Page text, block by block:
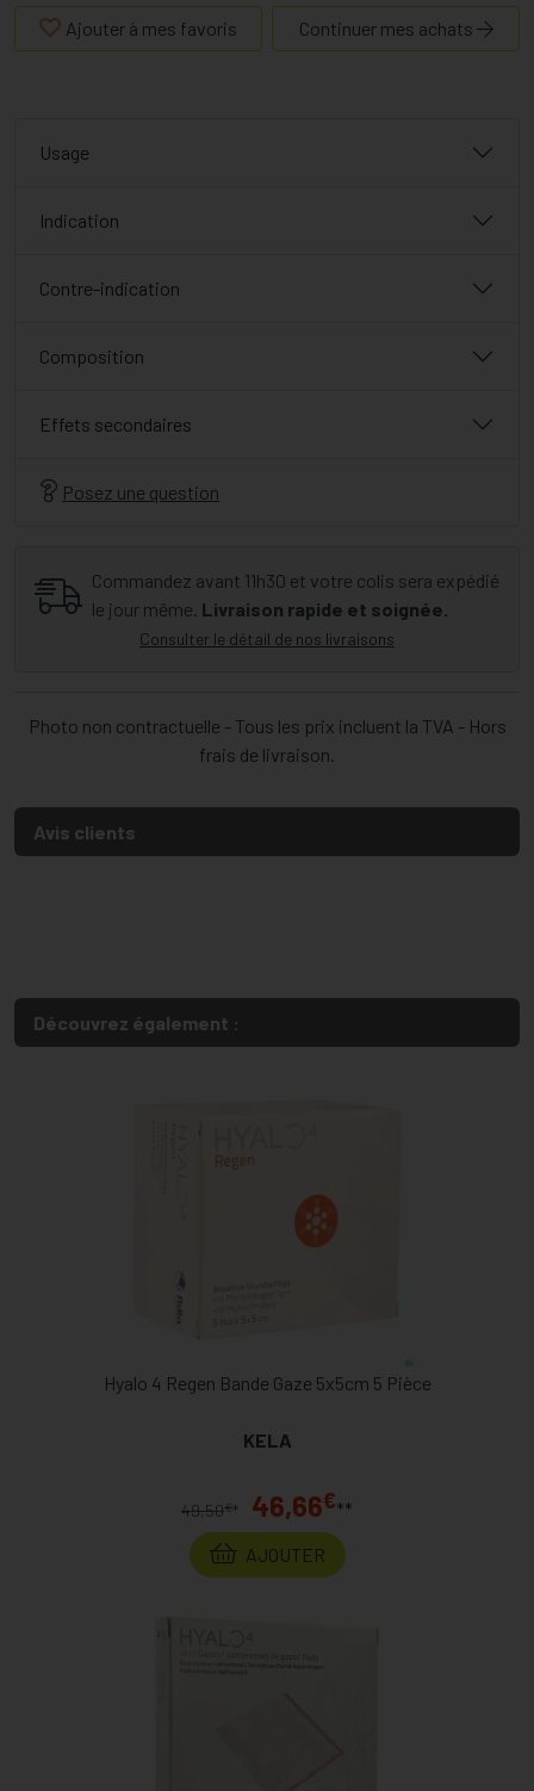
Ajouter à mes favoris Continuer mes achats
Usage
Indication
Contre-indication
Composition
Effets secondaires
Posez une question
Commandez avant 11h30 et votre colis sera expédié
le jour même. Livraison rapide et soignée.
Consulter le détail de nos livraisons
Photo non contractuelle - Tous les prix incluent la TVA - Hors
frais de livraison.
Avis clients
Découvrez également :
Hyalo 4 Regen Bande Gaze 5x5cm 5 Pièce
KELA
49,50€* 46,66€**
AJOUTER